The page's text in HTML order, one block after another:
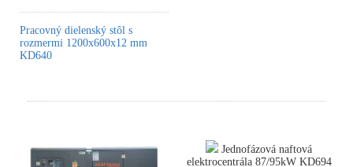
Pracovný dielenský stôl s
rozmermi 1200x600x12 mm
KD640
Jednofázová naftová
elektrocentrála 87/95kW KD694